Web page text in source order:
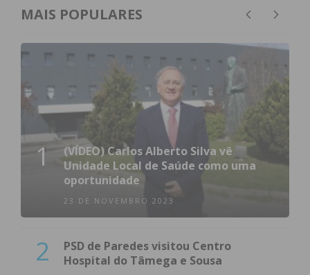
MAIS POPULARES
1
(VÍDEO) Carlos Alberto Silva vê
Unidade Local de Saúde como uma
oportunidade
23 DE NOVEMBRO 2023
2
PSD de Paredes visitou Centro
Hospital do Tâmega e Sousa